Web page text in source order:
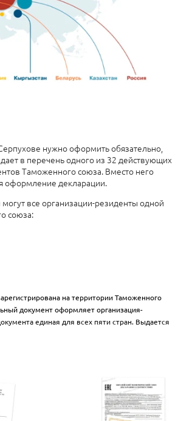
нужно оформить обязательно,
в перечень одного из 32 действующих
Таможенного союза. Вместо него
оформление декларации.
все организации-резиденты одной
союза:
на территории Таможенного
документ оформляет организация-
единая для всех пяти стран. Выдается